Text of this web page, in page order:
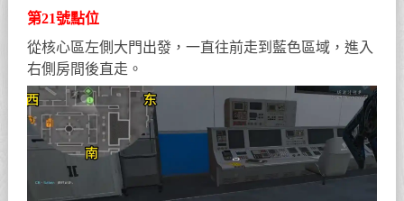
第21號點位
從核心區左側大門出發，一直往前走到藍色區域，進入
右側房間後直走。